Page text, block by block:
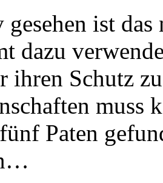
ist
dazu
ihren Schutz
muss
Paten